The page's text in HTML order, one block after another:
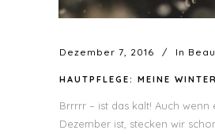
Dezember 7, 2016 In
HAUTPFLEGE: MEINE
Brrrrr – ist das kalt! Auch wenn
Dezember ist, stecken wir